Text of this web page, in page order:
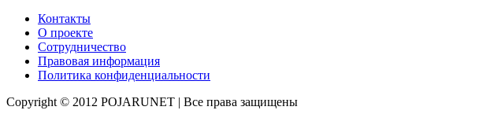
Контакты
О проекте
Сотрудничество
Правовая информация
Политика конфиденциальности
Copyright © 2012 POJARUNET | Все права защищены